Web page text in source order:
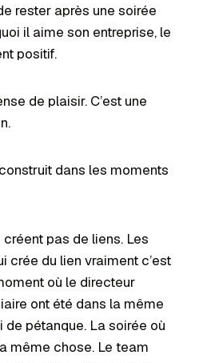
rester après une soirée
il aime son entreprise, le
positif.
de plaisir. C’est une
dans les moments
pas de liens. Les
crée du lien vraiment c’est
où le directeur
ont été dans la même
de pétanque. La soirée où
même chose. Le team